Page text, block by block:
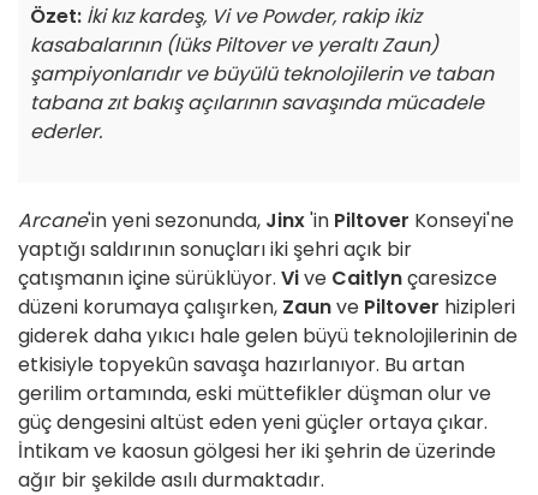
Özet: İki kız kardeş, Vi ve Powder, rakip ikiz
kasabalarının (lüks Piltover ve yeraltı Zaun)
şampiyonlarıdır ve büyülü teknolojilerin ve taban
tabana zıt bakış açılarının savaşında mücadele
ederler.
Arcane'in yeni sezonunda, Jinx'in Piltover Konseyi'ne
yaptığı saldırının sonuçları iki şehri açık bir
çatışmanın içine sürüklüyor. Vive Caitlynçaresizce
düzeni korumaya çalışırken, Zaunve Piltover hizipleri
giderek daha yıkıcı hale gelen büyü teknolojilerinin de
etkisiyle topyekûn savaşa hazırlanıyor. Bu artan
gerilim ortamında, eski müttefikler düşman olur ve
güç dengesini altüst eden yeni güçler ortaya çıkar.
İntikam ve kaosun gölgesi her iki şehrin de üzerinde
ağır bir şekilde asılı durmaktadır.